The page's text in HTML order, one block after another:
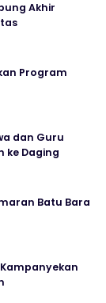
Akhir
Program
dan Guru
ke Daging
Batu Bara
Kampanyekan